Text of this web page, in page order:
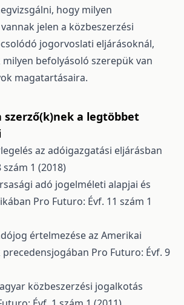
hogy milyen
jelen a közbeszerzési
jogorvoslati eljárásoknál,
befolyásoló szerepük van
magatartásaira.
szerző(k)nek a legtöbbet
az adóigazgatási eljárásban
1 (2018)
adó jogelméleti alapjai és
Pro Futuro: Évf. 11 szám 1
értelmezése az Amerikai
precedensjogában Pro Futuro: Évf. 9
közbeszerzési jogalkotás